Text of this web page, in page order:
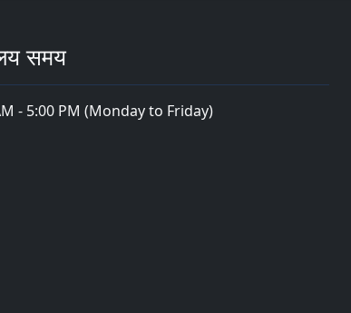
समय
- 5:00 PM (Monday to Friday)